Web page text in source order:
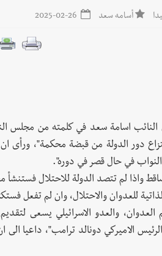
أسامه سعد
النائب اسامة سعد في كلمته من مجلس
دور الدولة من قبضة محكمة"، ورأى
في حال قصر في دوره".
واذا لم تتصد الدولة للاحتلال
للعدوان والاحتلال، وان لم تفعل
العدوان، والعدو الاسرائيلي يسعى
الاميركي دونالد ترامب"، داعيا